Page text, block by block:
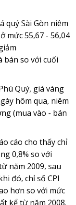
quý Sài Gòn niêm
mức 55,67 - 56,04
bán so với cuối
Quý, giá vàng
hôm qua, niêm
(mua vào - bán
cáo cho thấy chỉ
0,8% so với
năm 2009, sau
đó, chỉ số CPI
hơn so với mức
kể từ năm 2008.